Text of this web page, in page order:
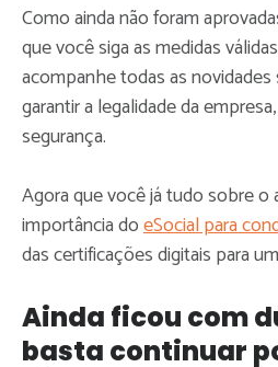
Como ainda não foram
que você siga as medidas
acompanhe todas as
garantir a legalidade da
segurança.
Agora que você já tudo sobre o
importância doeSocial para
das certificações digitais para
Ainda ficou com
basta continuar